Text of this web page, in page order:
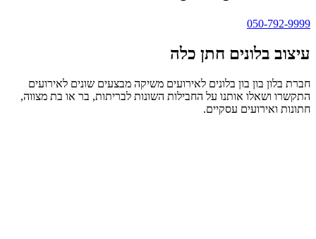
050-792-9999
עיצוב בלונים חתן כלה
חברת בלון בון בון בלונים לאירועים משיקה מבצעים שונים לאירועים
התקשרו ושאלו אותנו על החבילות השונות לבריתות, בר או בת מצווה,
חתונות ואירועים עסקיים.